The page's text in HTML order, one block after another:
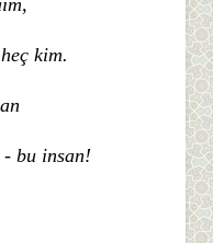
kim.
bu insan!